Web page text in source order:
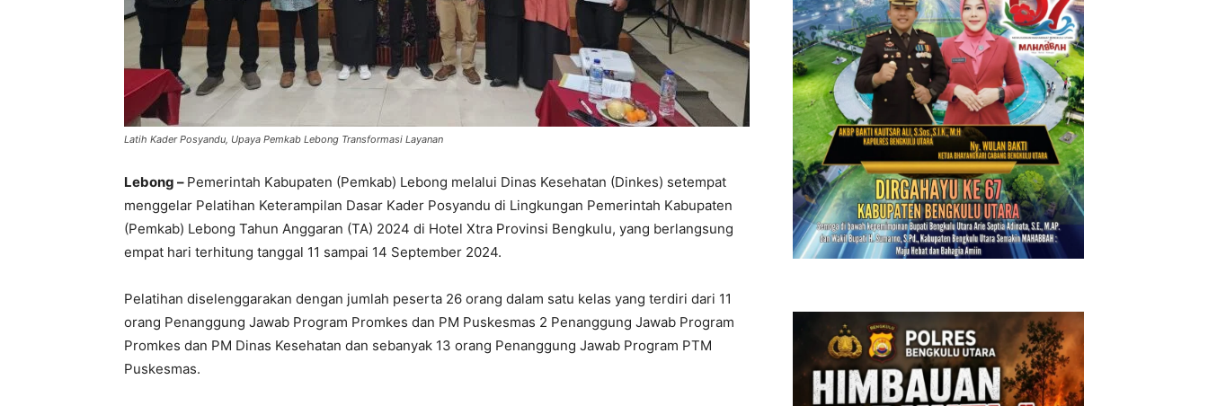
Latih Kader Posyandu, Upaya Pemkab Lebong Transformasi Layanan
Lebong – Pemerintah Kabupaten (Pemkab) Lebong melalui Dinas Kesehatan (Dinkes) setempat
menggelar Pelatihan Keterampilan Dasar Kader Posyandu di Lingkungan Pemerintah Kabupaten
(Pemkab) Lebong Tahun Anggaran (TA) 2024 di Hotel Xtra Provinsi Bengkulu, yang berlangsung
empat hari terhitung tanggal 11 sampai 14 September 2024.
Pelatihan diselenggarakan dengan jumlah peserta 26 orang dalam satu kelas yang terdiri dari 11
orang Penanggung Jawab Program Promkes dan PM Puskesmas 2 Penanggung Jawab Program
Promkes dan PM Dinas Kesehatan dan sebanyak 13 orang Penanggung Jawab Program PTM
Puskesmas.